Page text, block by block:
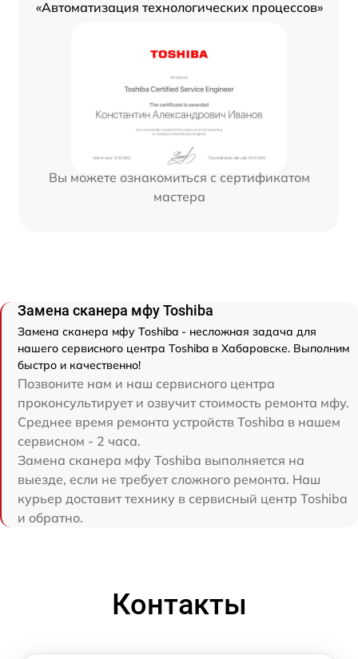
«Автоматизация технологических процессов»
Вы можете ознакомиться с сертификатом
мастера
Замена сканера мфу Toshiba
Замена сканера мфу Toshiba - несложная задача для
нашего сервисного центра Toshiba в Хабаровске. Выполним
быстро и качественно!
Позвоните нам и наш сервисного центра
проконсультирует и озвучит стоимость ремонта мфу.
Среднее время ремонта устройств Toshiba в нашем
сервисном - 2 часа.
Замена сканера мфу Toshiba выполняется на
выезде, если не требует сложного ремонта. Наш
курьер доставит технику в сервисный центр Toshiba
и обратно.
Контакты